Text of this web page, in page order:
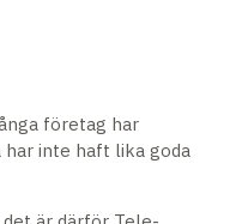
företag har
inte haft lika goda